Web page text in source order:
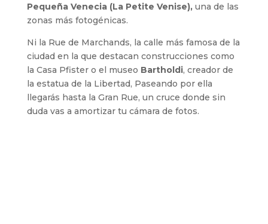
Pequeña Venecia (La Petite Venise), una de las
zonas más fotogénicas.
Ni la Rue de Marchands, la calle más famosa de la
ciudad en la que destacan construcciones como
la Casa Pfister o el museo Bartholdi, creador de
la estatua de la Libertad, Paseando por ella
llegarás hasta la Gran Rue, un cruce donde sin
duda vas a amortizar tu cámara de fotos.